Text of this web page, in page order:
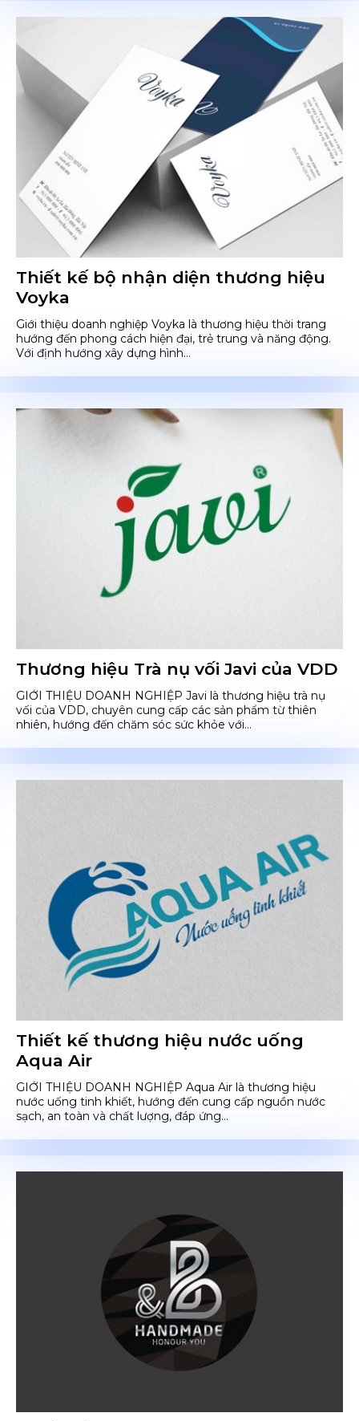
Thiết kế bộ nhận diện thương hiệu
Voyka
Giới thiệu doanh nghiệp Voyka là thương hiệu thời trang
hướng đến phong cách hiện đại, trẻ trung và năng động.
Với định hướng xây dựng hình...
Thương hiệu Trà nụ vối Javi của VDD
GIỚI THIỆU DOANH NGHIỆP Javi là thương hiệu trà nụ
vối của VDD, chuyên cung cấp các sản phẩm từ thiên
nhiên, hướng đến chăm sóc sức khỏe với...
Thiết kế thương hiệu nước uống
Aqua Air
GIỚI THIỆU DOANH NGHIỆP Aqua Air là thương hiệu
nước uống tinh khiết, hướng đến cung cấp nguồn nước
sạch, an toàn và chất lượng, đáp ứng...